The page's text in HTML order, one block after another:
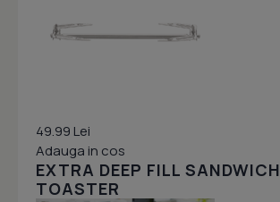
49.99 Lei
Adauga in cos
EXTRA DEEP FILL SANDWICH
TOASTER